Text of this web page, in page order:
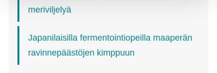
meriviljelyä
Japanilaisilla fermentointiopeilla maaperän
ravinnepäästöjen kimppuun